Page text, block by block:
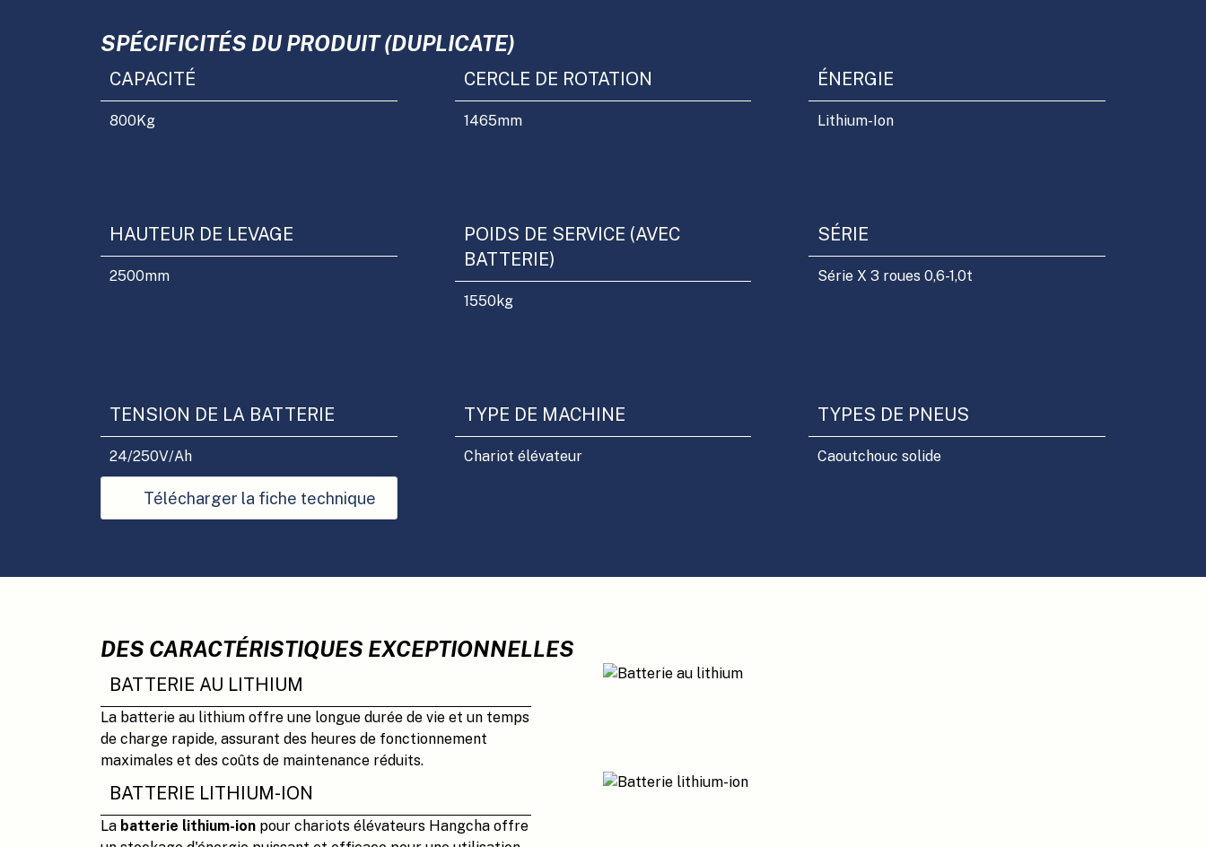
SPÉCIFICITÉS DU PRODUIT (DUPLICATE)
CAPACITÉ
800Kg
CERCLE DE ROTATION
1465mm
ÉNERGIE
Lithium-Ion
HAUTEUR DE LEVAGE
2500mm
POIDS DE SERVICE (AVEC
BATTERIE)
1550kg
SÉRIE
Série X 3 roues 0,6-1,0t
TENSION DE LA BATTERIE
24/250V/Ah
TYPE DE MACHINE
Chariot élévateur
TYPES DE PNEUS
Caoutchouc solide
Télécharger la fiche technique
DES CARACTÉRISTIQUES EXCEPTIONNELLES
BATTERIE AU LITHIUM
La batterie au lithium offre une longue durée de vie et un temps
de charge rapide, assurant des heures de fonctionnement
maximales et des coûts de maintenance réduits.
BATTERIE LITHIUM-ION
La batterie lithium-ion pour chariots élévateurs Hangcha offre